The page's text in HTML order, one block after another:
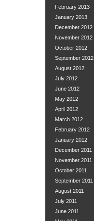
February 2013
January 2013
December 2012
November 2012
October 2012
September 2012
August 2012
July 2012
June 2012
May 2012
April 2012
March 2012
February 2012
January 2012
December 2011
November 2011
October 2011
September 2011
August 2011
July 2011
June 2011